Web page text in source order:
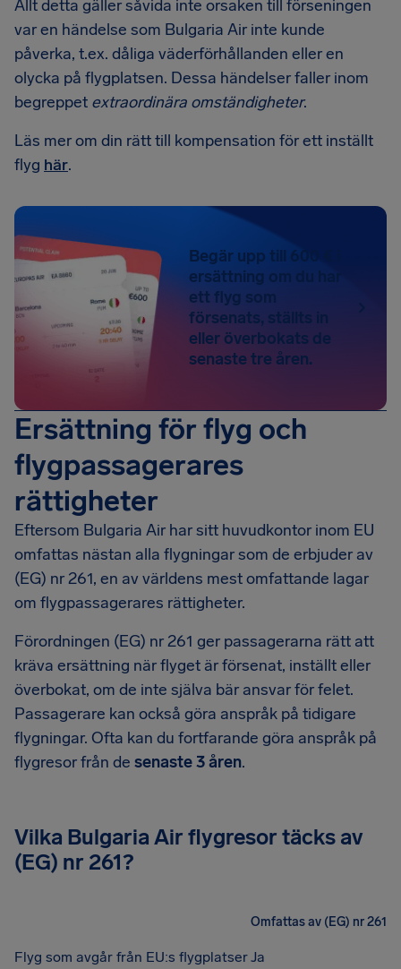
Allt detta gäller såvida inte orsaken till förseningen
var en händelse som Bulgaria Air inte kunde
påverka, t.ex. dåliga väderförhållanden eller en
olycka på flygplatsen. Dessa händelser faller inom
begreppet extraordinära omständigheter.
Läs mer om din rätt till kompensation för ett inställt
flyg här.
Begär upp till 600 € i
ersättning om du har
ett flyg som
försenats, ställts in
eller överbokats de
senaste tre åren.
Ersättning för flyg och
flygpassagerares
rättigheter
Eftersom Bulgaria Air har sitt huvudkontor inom EU
omfattas nästan alla flygningar som de erbjuder av
(EG) nr 261, en av världens mest omfattande lagar
om flygpassagerares rättigheter.
Förordningen (EG) nr 261 ger passagerarna rätt att
kräva ersättning när flyget är försenat, inställt eller
överbokat, om de inte själva bär ansvar för felet.
Passagerare kan också göra anspråk på tidigare
flygningar. Ofta kan du fortfarande göra anspråk på
flygresor från de senaste 3 åren.
Vilka Bulgaria Air flygresor täcks av
(EG) nr 261?
Omfattas av (EG) nr 261
Flyg som avgår från EU:s flygplatserJa